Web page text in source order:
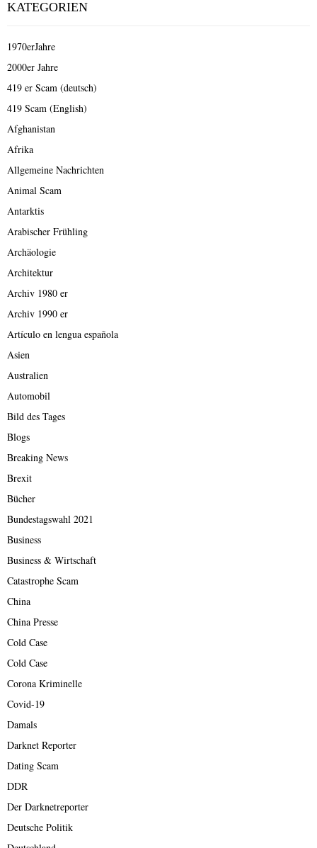
KATEGORIEN
1970erJahre
2000er Jahre
419 er Scam (deutsch)
419 Scam (English)
Afghanistan
Afrika
Allgemeine Nachrichten
Animal Scam
Antarktis
Arabischer Frühling
Archäologie
Architektur
Archiv 1980 er
Archiv 1990 er
Artículo en lengua española
Asien
Australien
Automobil
Bild des Tages
Blogs
Breaking News
Brexit
Bücher
Bundestagswahl 2021
Business
Business & Wirtschaft
Catastrophe Scam
China
China Presse
Cold Case
Cold Case
Corona Kriminelle
Covid-19
Damals
Darknet Reporter
Dating Scam
DDR
Der Darknetreporter
Deutsche Politik